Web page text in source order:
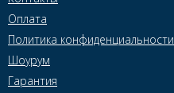
Оплата
Политика конфиденциальности
Шоурум
Гарантия